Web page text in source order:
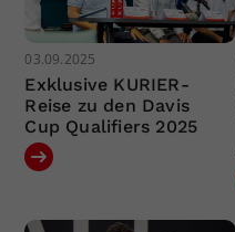
03.09.2025
Exklusive KURIER-
Reise zu den Davis
Cup Qualifiers 2025